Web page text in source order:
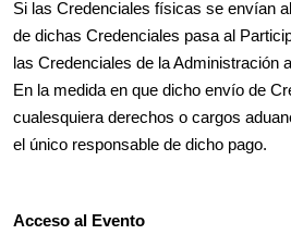
Si las Credenciales físicas se envían
de dichas Credenciales pasa al
las Credenciales de la Administración
En la medida en que dicho envío de
cualesquiera derechos o cargos
el único responsable de dicho pago.
Acceso al Evento